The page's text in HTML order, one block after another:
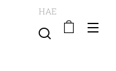
HAE